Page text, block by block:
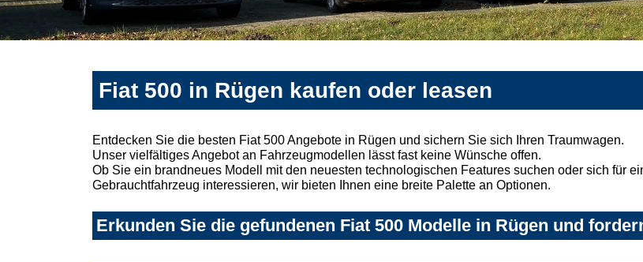
Fiat 500 in Rügen kaufen oder leasen
Entdecken Sie die besten Fiat 500 Angebote in Rügen und sichern Sie sich Ihren Traumwagen.
Unser vielfältiges Angebot an Fahrzeugmodellen lässt fast keine Wünsche offen.
Ob Sie ein brandneues Modell mit den neuesten technologischen Features suchen oder sich für
Gebrauchtfahrzeug interessieren, wir bieten Ihnen eine breite Palette an Optionen.
Erkunden Sie die gefundenen Fiat 500 Modelle in Rügen und